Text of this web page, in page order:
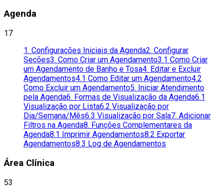
Agenda
17
1. Configurações Iniciais da Agenda2. Configurar
Seções3. Como Criar um Agendamento3.1 Como Criar
um Agendamento de Banho e Tosa4. Editar e Excluir
Agendamentos4.1 Como Editar um Agendamento4.2
Como Excluir um Agendamento5. Iniciar Atendimento
pela Agenda6. Formas de Visualização da Agenda6.1
Visualização por Lista6.2 Visualização por
Dia/Semana/Mês6.3 Visualização por Sala7. Adicionar
Filtros na Agenda8. Funções Complementares da
Agenda8.1 Imprimir Agendamentos8.2 Exportar
Agendamentos8.3 Log de Agendamentos
Área Clínica
53